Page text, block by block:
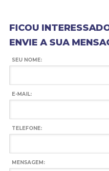
FICOU
ENVIE A SUA
SEU NOME:
E-MAIL:
TELEFONE:
MENSAGEM: